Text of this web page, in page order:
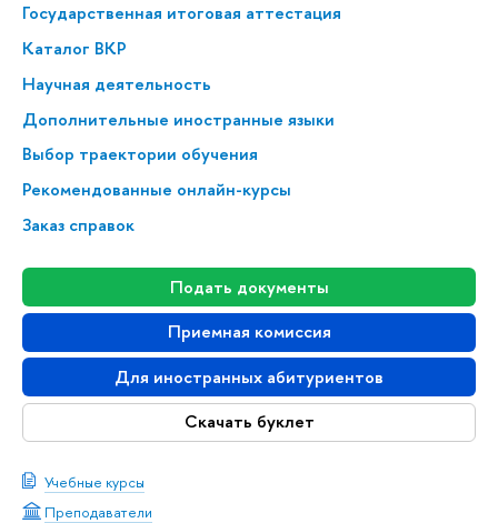
Государственная итоговая аттестация
Каталог ВКР
Научная деятельность
Дополнительные иностранные языки
Выбор траектории обучения
Рекомендованные онлайн-курсы
Заказ справок
Подать документы
Приемная комиссия
Для иностранных абитуриентов
Скачать буклет
Учебные курсы
Преподаватели